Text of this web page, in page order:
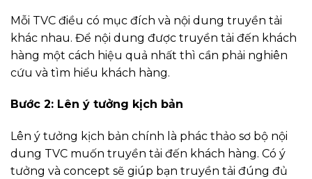
Mỗi TVC điều có mục đích và nội dung truyền tải
khác nhau. Để nội dung được truyền tải đến khách
hàng một cách hiệu quả nhất thì cần phải nghiên
cứu và tìm hiểu khách hàng.
Bước 2: Lên ý tưởng kịch bản
Lên ý tưởng kịch bản chính là phác thảo sơ bộ nội
dung TVC muốn truyền tải đến khách hàng. Có ý
tưởng và concept sẽ giúp bạn truyền tải đúng đủ